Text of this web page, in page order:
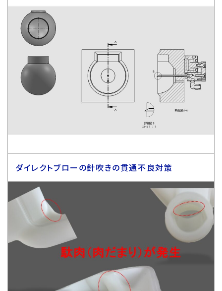
ダイレクトブローの針吹きの貫通不良対策